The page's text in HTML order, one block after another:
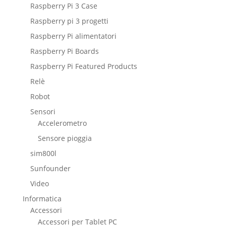
Raspberry Pi 3 Case
Raspberry pi 3 progetti
Raspberry Pi alimentatori
Raspberry Pi Boards
Raspberry Pi Featured Products
Relè
Robot
Sensori
Accelerometro
Sensore pioggia
sim800l
Sunfounder
Video
Informatica
Accessori
Accessori per Tablet PC